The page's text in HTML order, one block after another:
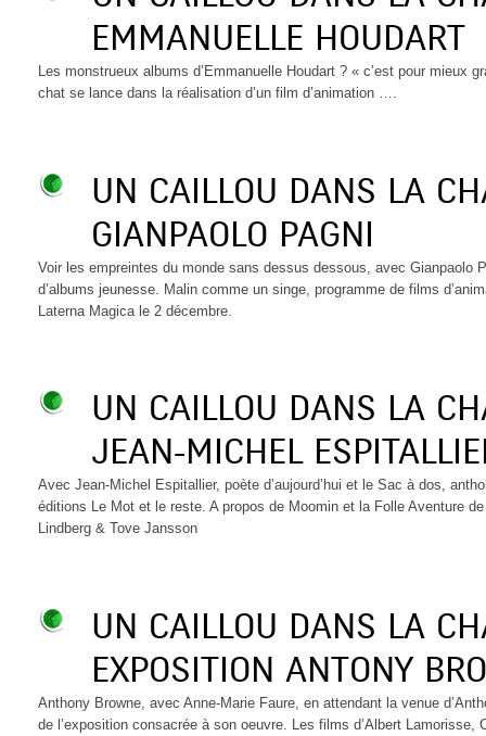
EMMANUELLE HOUDART
Les monstrueux albums d’Emmanuelle Houdart ? « c’est pour mieux
chat se lance dans la réalisation d’un film d’animation ….
UN CAILLOU DANS LA
GIANPAOLO PAGNI
Voir les empreintes du monde sans dessus dessous, avec Gianpaolo
d’albums jeunesse. Malin comme un singe, programme de films
Laterna Magica le 2 décembre.
UN CAILLOU DANS LA
JEAN-MICHEL
Avec Jean-Michel Espitallier, poète d’aujourd’hui et le Sac à dos,
éditions Le Mot et le reste. A propos de Moomin et la Folle Aventure de
Lindberg & Tove Jansson
UN CAILLOU DANS LA
EXPOSITION ANTONY
Anthony Browne, avec Anne-Marie Faure, en attendant la venue
de l’exposition consacrée à son oeuvre. Les films d’Albert Lamorisse,